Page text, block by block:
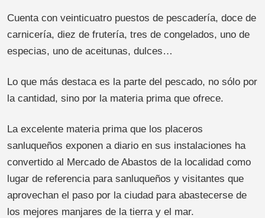
Cuenta con veinticuatro puestos de pescadería, doce de
carnicería, diez de frutería, tres de congelados, uno de
especias, uno de aceitunas, dulces…
Lo que más destaca es la parte del pescado, no sólo por
la cantidad, sino por la materia prima que ofrece.
La excelente materia prima que los placeros
sanluqueños exponen a diario en sus instalaciones ha
convertido al Mercado de Abastos de la localidad como
lugar de referencia para sanluqueños y visitantes que
aprovechan el paso por la ciudad para abastecerse de
los mejores manjares de la tierra y el mar.